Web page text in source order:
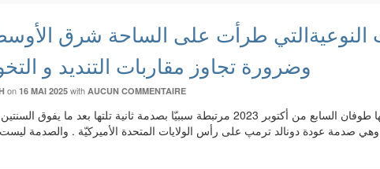
النوعيةالتي طرأت على الساحة شرق
وضرورة تجاوز مقاربات التنديد و
on 16 MAI 2025 with AUCUN COMMENTAIRE
الصدمة التي أحدثها طوفان السابع من أكتوبر 2023 مرتبطة سببيّا بصدمة ثانية تلتها